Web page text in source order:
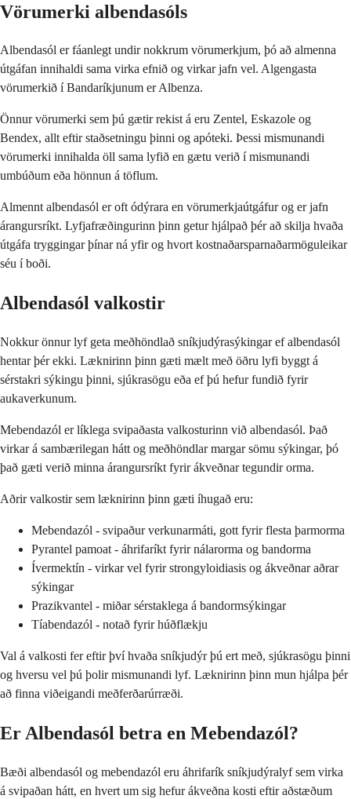
Vörumerki albendasóls
Albendasól er fáanlegt undir nokkrum vörumerkjum, þó að almenna
útgáfan innihaldi sama virka efnið og virkar jafn vel. Algengasta
vörumerkið í Bandaríkjunum er Albenza.
Önnur vörumerki sem þú gætir rekist á eru Zentel, Eskazole og
Bendex, allt eftir staðsetningu þinni og apóteki. Þessi mismunandi
vörumerki innihalda öll sama lyfið en gætu verið í mismunandi
umbúðum eða hönnun á töflum.
Almennt albendasól er oft ódýrara en vörumerkjaútgáfur og er jafn
árangursríkt. Lyfjafræðingurinn þinn getur hjálpað þér að skilja hvaða
útgáfa tryggingar þínar ná yfir og hvort kostnaðarsparnaðarmöguleikar
séu í boði.
Albendasól valkostir
Nokkur önnur lyf geta meðhöndlað sníkjudýrasýkingar ef albendasól
hentar þér ekki. Læknirinn þinn gæti mælt með öðru lyfi byggt á
sérstakri sýkingu þinni, sjúkrasögu eða ef þú hefur fundið fyrir
aukaverkunum.
Mebendazól er líklega svipaðasta valkosturinn við albendasól. Það
virkar á sambærilegan hátt og meðhöndlar margar sömu sýkingar, þó
það gæti verið minna árangursríkt fyrir ákveðnar tegundir orma.
Aðrir valkostir sem læknirinn þinn gæti íhugað eru:
Mebendazól - svipaður verkunarmáti, gott fyrir flesta þarmorma
Pyrantel pamoat - áhrifaríkt fyrir nálarorma og bandorma
Ívermektín - virkar vel fyrir strongyloidiasis og ákveðnar aðrar
sýkingar
Prazikvantel - miðar sérstaklega á bandormsýkingar
Tíabendazól - notað fyrir húðflækju
Val á valkosti fer eftir því hvaða sníkjudýr þú ert með, sjúkrasögu þinni
og hversu vel þú þolir mismunandi lyf. Læknirinn þinn mun hjálpa þér
að finna viðeigandi meðferðarúrræði.
Er Albendasól betra en Mebendazól?
Bæði albendasól og mebendazól eru áhrifarík sníkjudýralyf sem virka
á svipaðan hátt, en hvert um sig hefur ákveðna kosti eftir aðstæðum